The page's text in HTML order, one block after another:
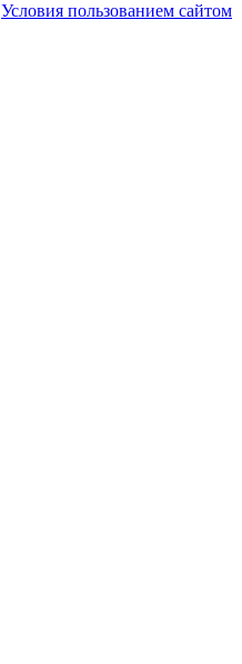
Условия пользованием сайтом